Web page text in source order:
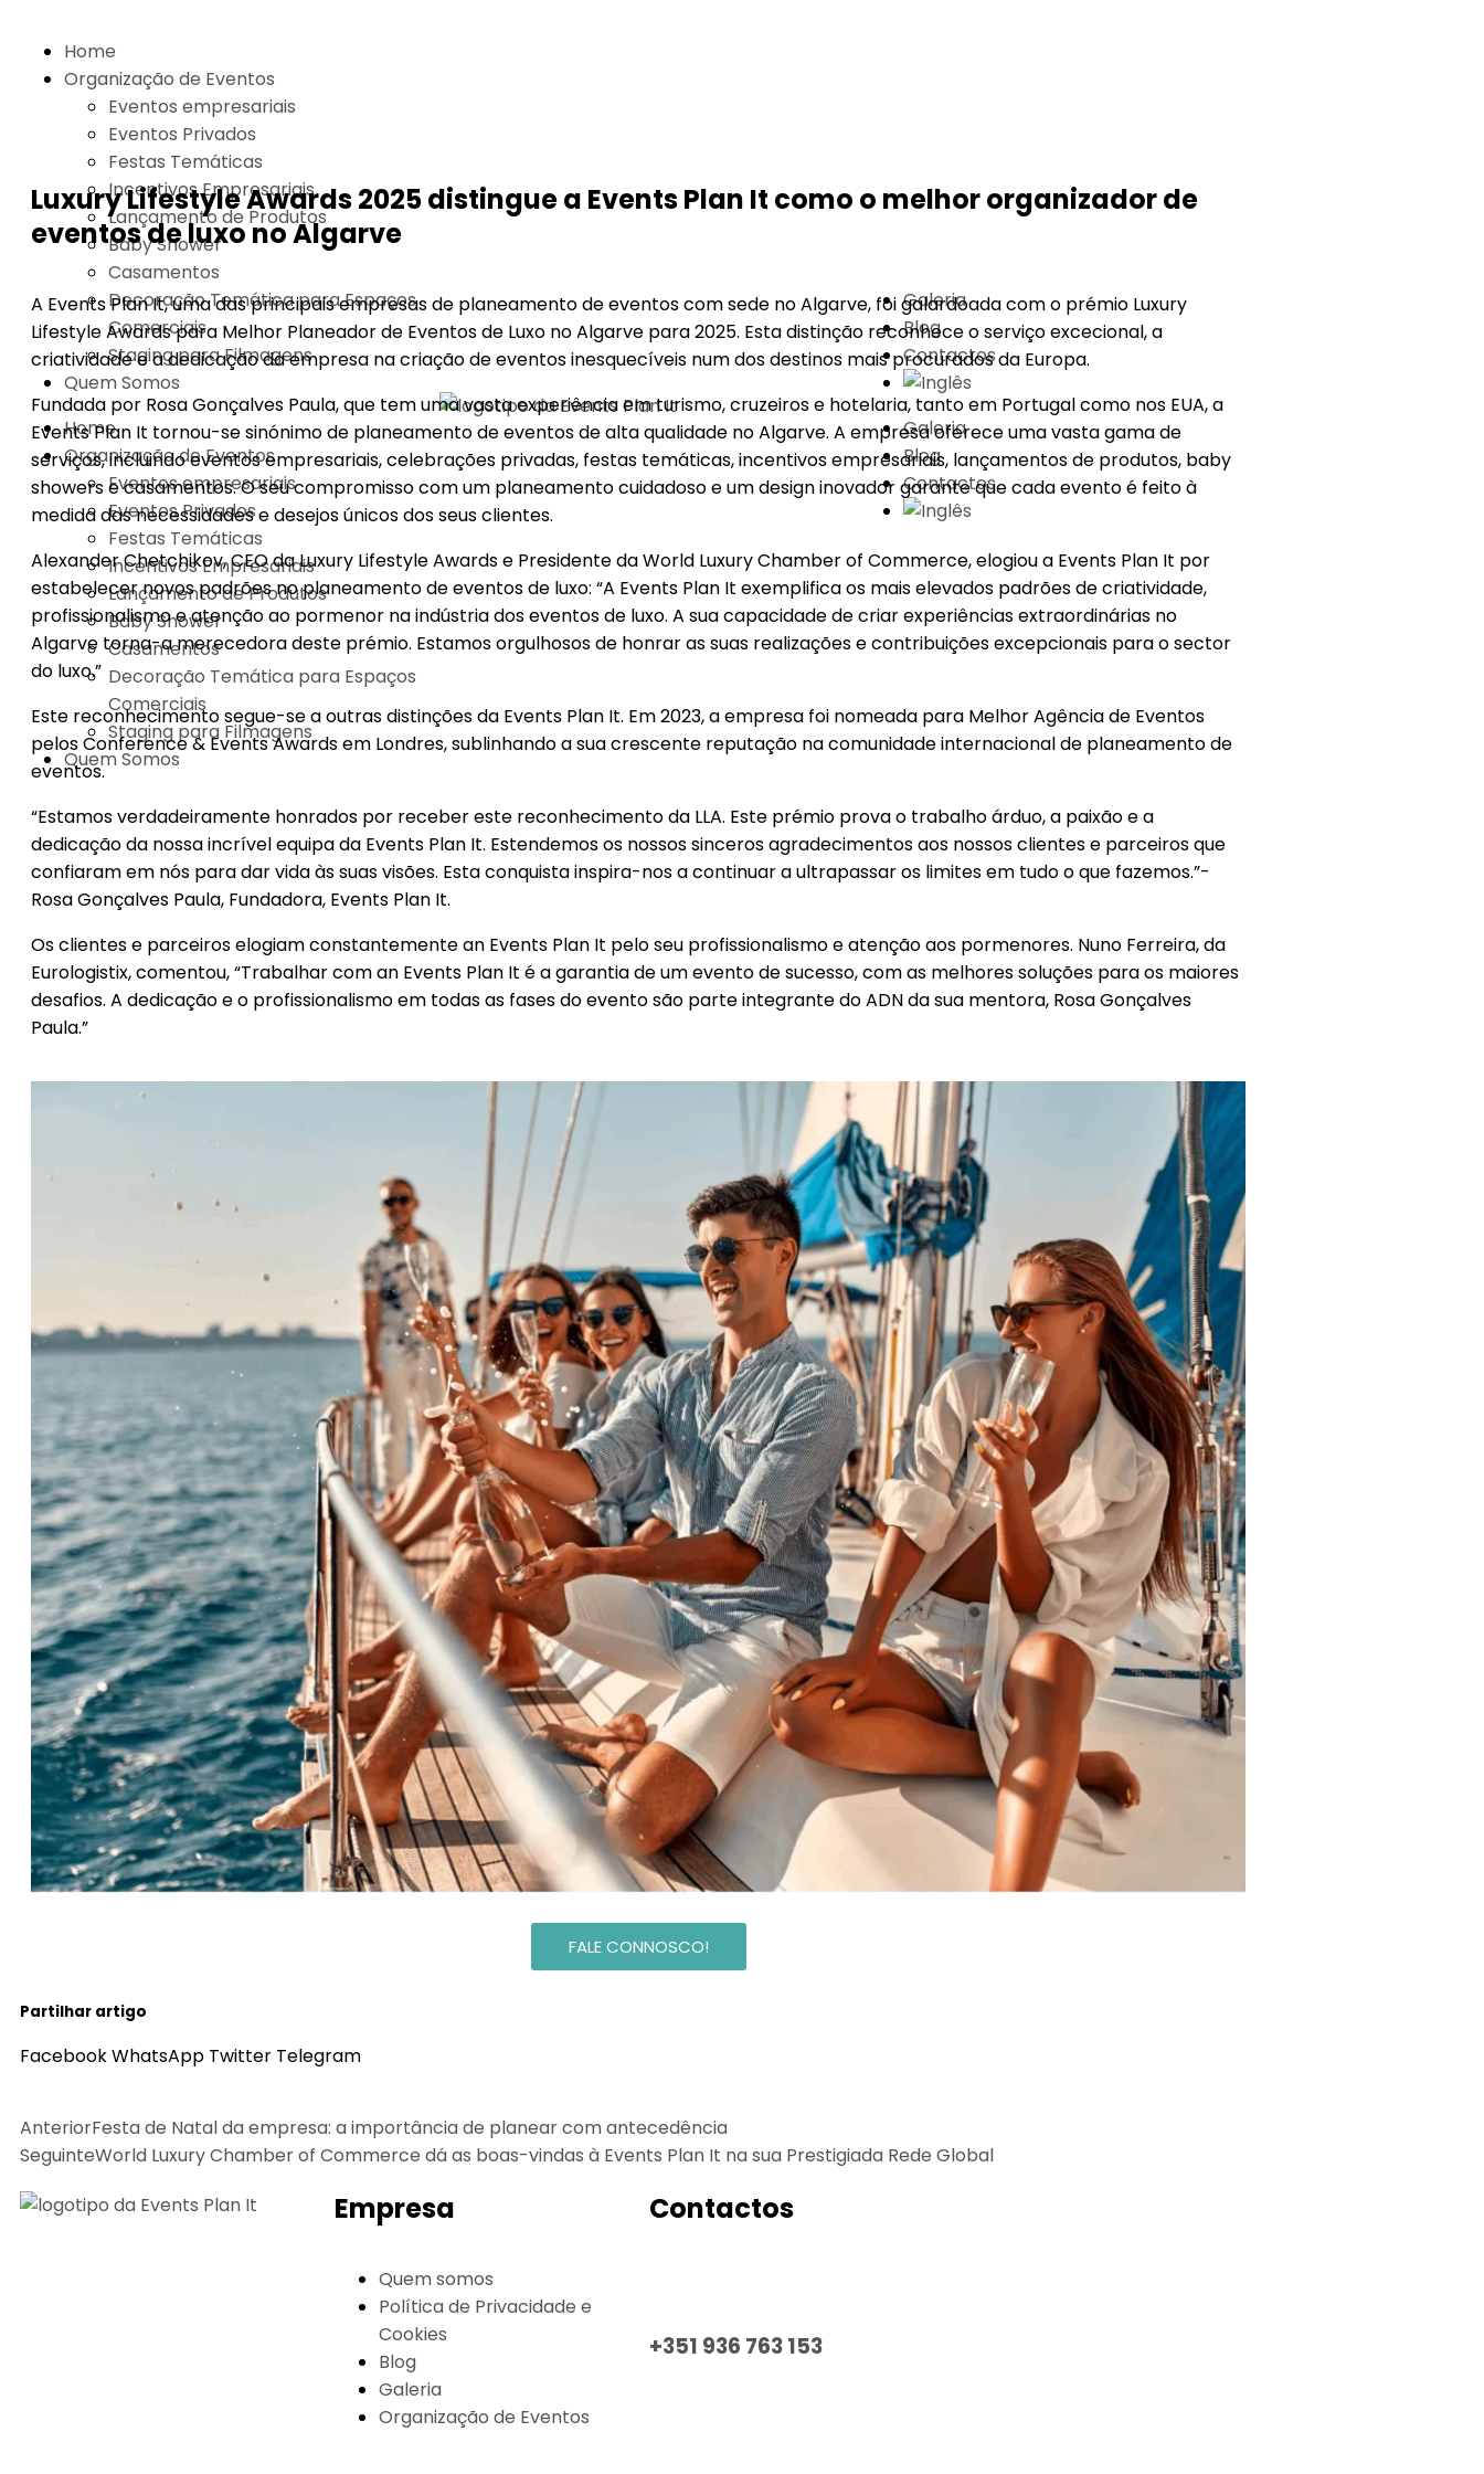
content
Home
Organização de Eventos
Eventos empresariais
Eventos Privados
Festas Temáticas
Incentivos Empresariais
Lançamento de Produtos
Baby Shower
Casamentos
Decoração Temática para Espaços
Comerciais
Staging para Filmagens
Quem Somos
Home
Organização de Eventos
Eventos empresariais
Eventos Privados
Festas Temáticas
Incentivos Empresariais
Lançamento de Produtos
Baby Shower
Casamentos
Decoração Temática para Espaços
Comerciais
Staging para Filmagens
Quem Somos
Galeria
Blog
Contactos
Galeria
Blog
Contactos
Luxury Lifestyle Awards 2025 distingue a Events Plan It como o melhor organizador de
eventos de luxo no Algarve
A Events Plan It, uma das principais empresas de planeamento de eventos com sede no Algarve, foi galardoada com o prémio Luxury
Lifestyle Awards para Melhor Planeador de Eventos de Luxo no Algarve para 2025. Esta distinção reconhece o serviço excecional, a
criatividade e a dedicação da empresa na criação de eventos inesquecíveis num dos destinos mais procurados da Europa.
Fundada por Rosa Gonçalves Paula, que tem uma vasta experiência em turismo, cruzeiros e hotelaria, tanto em Portugal como nos EUA, a
Events Plan It tornou-se sinónimo de planeamento de eventos de alta qualidade no Algarve. A empresa oferece uma vasta gama de
serviços, incluindo eventos empresariais, celebrações privadas, festas temáticas, incentivos empresariais, lançamentos de produtos, baby
showers e casamentos. O seu compromisso com um planeamento cuidadoso e um design inovador garante que cada evento é feito à
medida das necessidades e desejos únicos dos seus clientes.
Alexander Chetchikov, CEO da Luxury Lifestyle Awards e Presidente da World Luxury Chamber of Commerce, elogiou a Events Plan It por
estabelecer novos padrões no planeamento de eventos de luxo: “A Events Plan It exemplifica os mais elevados padrões de criatividade,
profissionalismo e atenção ao pormenor na indústria dos eventos de luxo. A sua capacidade de criar experiências extraordinárias no
Algarve torna-a merecedora deste prémio. Estamos orgulhosos de honrar as suas realizações e contribuições excepcionais para o sector
do luxo.”
Este reconhecimento segue-se a outras distinções da Events Plan It. Em 2023, a empresa foi nomeada para Melhor Agência de Eventos
pelos Conference & Events Awards em Londres, sublinhando a sua crescente reputação na comunidade internacional de planeamento de
eventos.
“Estamos verdadeiramente honrados por receber este reconhecimento da LLA. Este prémio prova o trabalho árduo, a paixão e a
dedicação da nossa incrível equipa da Events Plan It. Estendemos os nossos sinceros agradecimentos aos nossos clientes e parceiros que
confiaram em nós para dar vida às suas visões. Esta conquista inspira-nos a continuar a ultrapassar os limites em tudo o que fazemos.”-
Rosa Gonçalves Paula, Fundadora, Events Plan It.
Os clientes e parceiros elogiam constantemente an Events Plan It pelo seu profissionalismo e atenção aos pormenores. Nuno Ferreira, da
Eurologistix, comentou, “Trabalhar com an Events Plan It é a garantia de um evento de sucesso, com as melhores soluções para os maiores
desafios. A dedicação e o profissionalismo em todas as fases do evento são parte integrante do ADN da sua mentora, Rosa Gonçalves
Paula.”
FALE CONNOSCO!
Partilhar artigo
FacebookWhatsApp Twitter Telegram
Prev
AnteriorFesta de Natal da empresa: a importância de planear com antecedência
SeguinteWorld Luxury Chamber of Commerce dá as boas-vindas à Events Plan It na sua Prestigiada Rede Global
Empresa
Quem somos
Política de Privacidade e
Cookies
Blog
Galeria
Organização de Eventos
Contactos
+351 936 763 153